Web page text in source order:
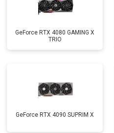
GeForce RTX 4080 GAMING X
TRIO
GeForce RTX 4090 SUPRIM X